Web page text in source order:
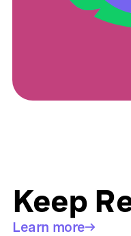
Keep
Learn more